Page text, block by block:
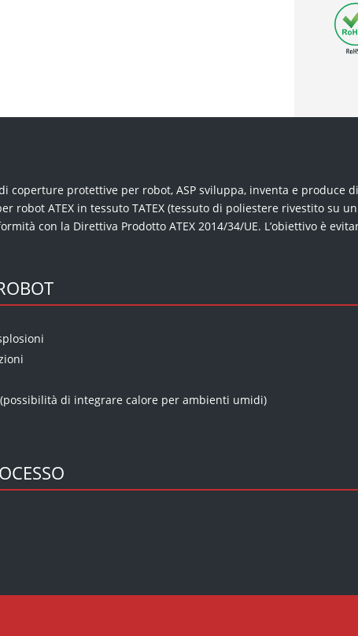
coperture protettive per robot, ASP sviluppa, inventa e produce
robot ATEX in tessuto TATEX (tessuto di poliestere rivestito su
con la Direttiva Prodotto ATEX 2014/34/UE. L’obiettivo è
(possibilità di integrare calore per ambienti umidi)